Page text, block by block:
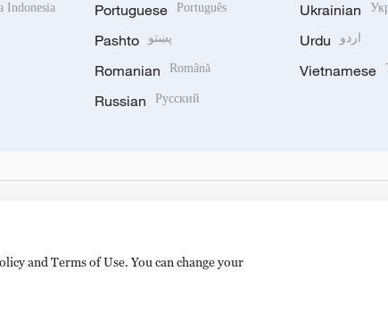
Indonesia Portuguese Português
Pashto پښتو
Romanian Română
Russian Русский
Ukrainian
Urdu اردو
Vietnamese
and Terms of Use. You can change your